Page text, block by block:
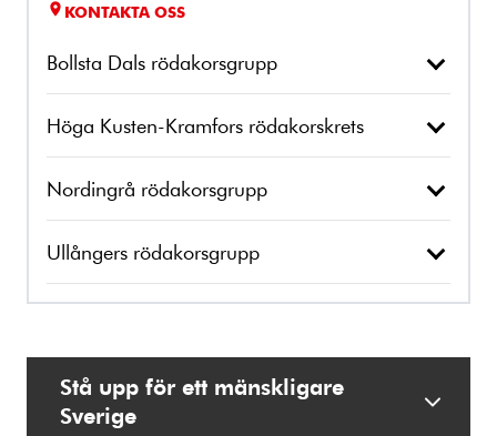
KONTAKTA OSS
Bollsta Dals rödakorsgrupp
Höga Kusten-Kramfors rödakorskrets
Nordingrå rödakorsgrupp
Ullångers rödakorsgrupp
Stå upp för ett mänskligare
Sverige